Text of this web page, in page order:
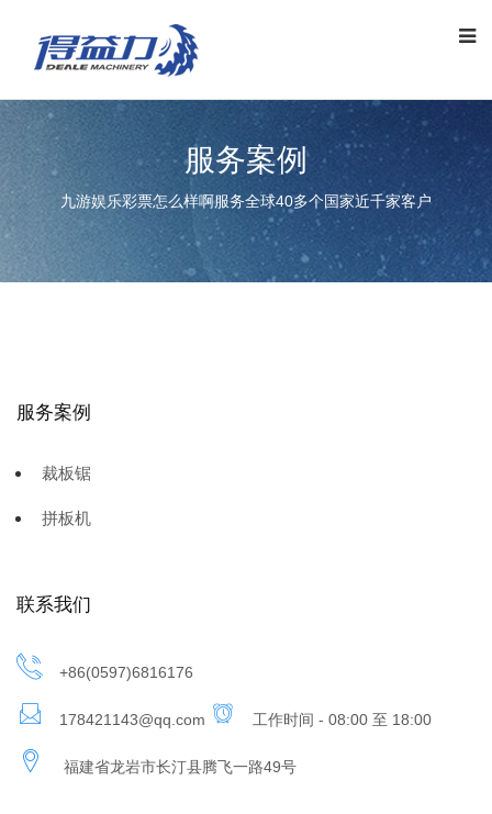
服务案例
九游娱乐彩票怎么样啊服务全球40多个国家近千家客户
服务案例
裁板锯
拼板机
联系我们
+86(0597)6816176
178421143@qq.com 工作时间 - 08:00 至 18:00
福建省龙岩市长汀县腾飞一路49号